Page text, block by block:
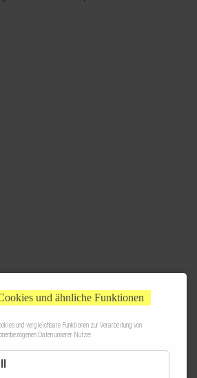
und ähnliche Funktionen
und vergleichbare Funktionen zur Verarbeitung von
Daten unserer Nutzer.